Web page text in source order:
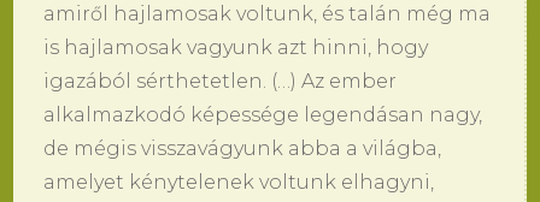
amiről hajlamosak voltunk, és talán még ma
is hajlamosak vagyunk azt hinni, hogy
igazából sérthetetlen. (…) Az ember
alkalmazkodó képessége legendásan nagy,
de mégis visszavágyunk abba a világba,
amelyet kénytelenek voltunk elhagyni,